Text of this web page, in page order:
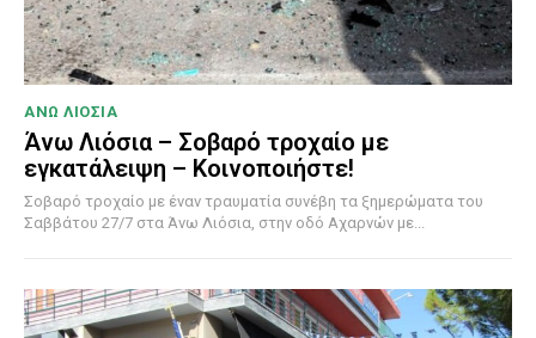
ΑΝΩ ΛΙΟΣΙΑ
Άνω Λιόσια – Σοβαρό τροχαίο με
εγκατάλειψη – Κοινοποιήστε!
Σοβαρό τροχαίο με έναν τραυματία συνέβη τα ξημερώματα του
Σαββάτου 27/7 στα Άνω Λιόσια, στην οδό Αχαρνών με...